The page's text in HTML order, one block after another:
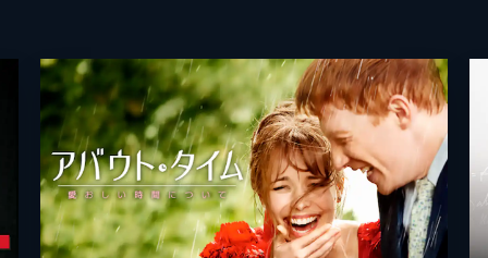
リンダ
ザッ
ジェイ
クリ